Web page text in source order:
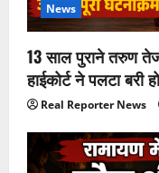
News
13 साल पुराने तरुण
हाईकोर्ट ने पलटा
Real Reporter News